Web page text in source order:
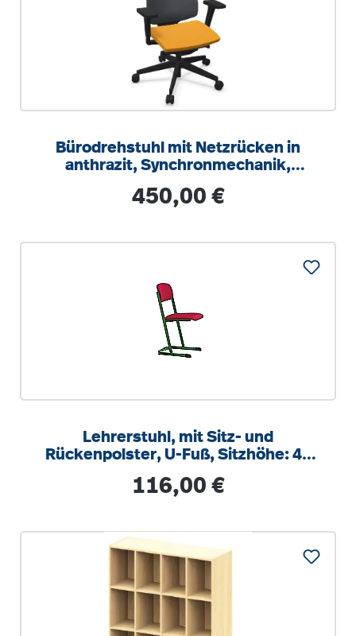
Bürodrehstuhl mit Netzrücken in
anthrazit, Synchronmechanik,
Regulärer Preis:
450,00 €
Lehrerstuhl, mit Sitz- und
Rückenpolster, U-Fuß, Sitzhöhe: 46
Regulärer Preis:
116,00 €